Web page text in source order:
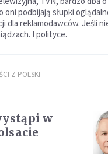
oni podbijają słupki
dla reklamodawców. Jeśli
I polityce.
Z POLSKI
w